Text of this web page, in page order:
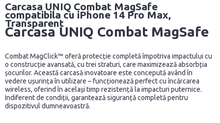
Carcasa UNIQ Combat MagSafe
compatibila cu iPhone 14 Pro Max,
Transparent
Carcasa UNIQ Combat MagSafe
Combat MagClick™ oferă protecție completă împotriva impactului cu
o construcție avansată, cu trei straturi, care maximizează absorbția
șocurilor. Această carcasă inovatoare este concepută având în
vedere ușurința în utilizare – funcționează perfect cu încărcarea
wireless, oferind în același timp rezistență la impacturi puternice.
Indiferent de condiții, garantează siguranță completă pentru
dispozitivul dumneavoastră.